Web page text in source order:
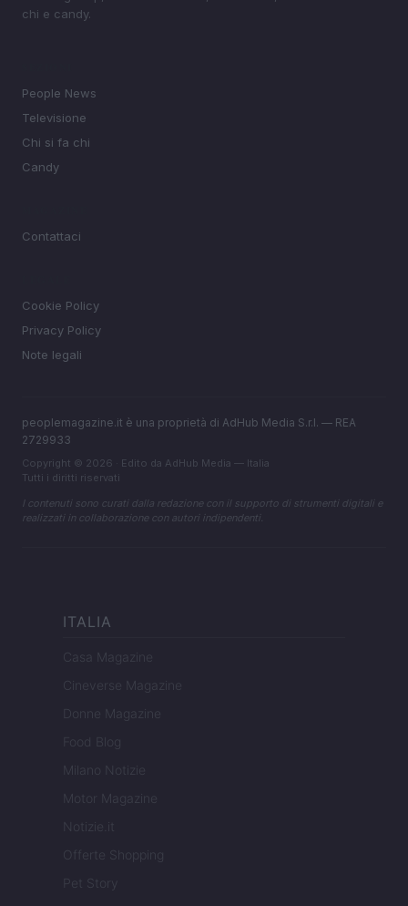
chi e candy.
People News
Televisione
Chi si fa chi
Candy
Contattaci
Cookie Policy
Privacy Policy
Note legali
peoplemagazine.it è una proprietà di AdHub Media S.r.l. — REA
2729933
Copyright © 2026 · Edito da AdHub Media — Italia
Tutti i diritti riservati
I contenuti sono curati dalla redazione con il supporto di strumenti digitali e
realizzati in collaborazione con autori indipendenti.
ITALIA
Casa Magazine
Cineverse Magazine
Donne Magazine
Food Blog
Milano Notizie
Motor Magazine
Notizie.it
Offerte Shopping
Pet Story